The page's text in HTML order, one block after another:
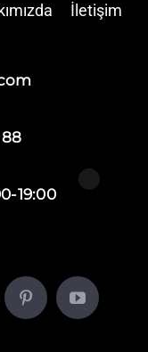
İletişim
88
19:00